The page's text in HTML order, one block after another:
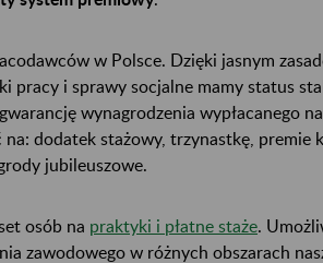
w Polsce. Dzięki jasnym
pracy i sprawy socjalne mamy status
wynagrodzenia wypłacanego
dodatek stażowy, trzynastkę, premie
jubileuszowe.
osób na praktyki i płatne staże.
zawodowego w różnych obszarach